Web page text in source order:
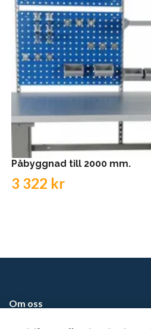
Påbyggnad till 2000 mm.
3 322 kr
Om oss